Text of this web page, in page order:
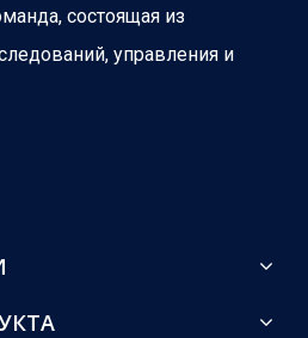
состоящая из
управления и